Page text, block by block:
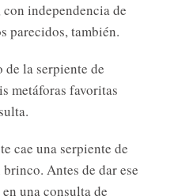
independencia de
parecidos, también.
la serpiente de
metáforas favoritas
cae una serpiente de
Antes de dar ese
una consulta de